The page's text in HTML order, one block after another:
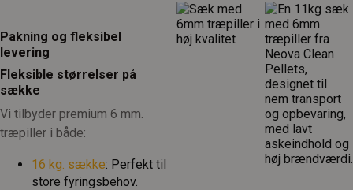
Pakning og fleksibel
levering
Fleksible størrelser på
sække
Vi tilbyder premium 6 mm.
træpiller i både:
16 kg. sække: Perfekt til
store fyringsbehov.